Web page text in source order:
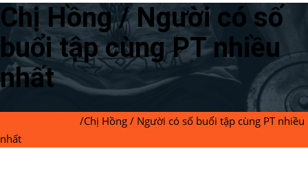
Chị Hồng / Người có số
buổi tập cùng PT nhiều
nhất
/Chị Hồng / Người có số buổi tập cùng PT nhiều
nhất